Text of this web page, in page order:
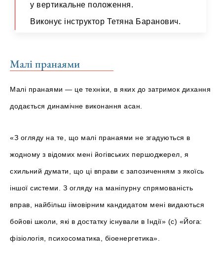
у вертикальне положення.
Виконує інструктор Тетяна Баранович.
Малі пранаями
Малі пранаями — це техніки, в яких до затримок дихання
додається динамічне виконання асан.
«З огляду на те, що малі пранаями не згадуються в
жодному з відомих мені йогівських першоджерел, я
схильний думати, що ці вправи є запозиченням з якоїсь
іншої системи. З огляду на маніпурну спрямованість
вправ, найбільш іімовірним кандидатом мені видаються
бойові школи, які в достатку існували в Індії» (с) «Йога:
фізіологія, психосоматика, біоенергетика».